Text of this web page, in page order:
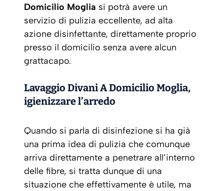
Domicilio Moglia si potrà avere un
servizio di pulizia eccellente, ad alta
azione disinfettante, direttamente proprio
presso il domicilio senza avere alcun
grattacapo.
Lavaggio Divani A Domicilio Moglia,
igienizzare l’arredo
Quando si parla di disinfezione si ha già
una prima idea di pulizia che comunque
arriva direttamente a penetrare all’interno
delle fibre, si tratta dunque di una
situazione che effettivamente è utile, ma